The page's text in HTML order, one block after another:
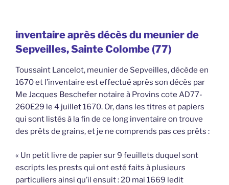
inventaire après décès du meunier de
Sepveilles, Sainte Colombe (77)
Toussaint Lancelot, meunier de Sepveilles, décède en
1670 et l’inventaire est effectué après son décès par
Me Jacques Beschefer notaire à Provins cote AD77-
260E29 le 4 juillet 1670. Or, dans les titres et papiers
qui sont listés à la fin de ce long inventaire on trouve
des prêts de grains, et je ne comprends pas ces prêts :
« Un petit livre de papier sur 9 feuillets duquel sont
escripts les prests qui ont esté faits à plusieurs
particuliers ainsi qu’il ensuit : 20 mai 1669 ledit